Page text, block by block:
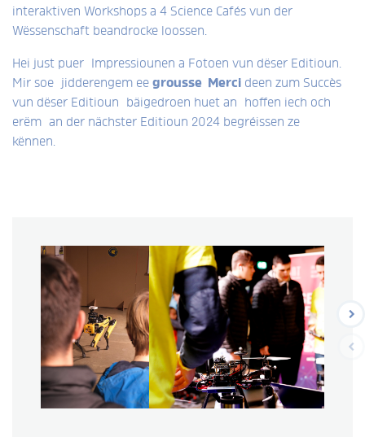
interaktiven Workshops a 4 Science Cafés vun der
Wëssenschaft beandrocke loossen.
Hei just puer Impressiounen a Fotoen vun dëser Editioun.
Mir soe jidderengem ee grousse Merci deen zum Succès
vun dëser Editioun bäigedroen huet an hoffen iech och
erëm an der nächster Editioun 2024 begréissen ze
kënnen.